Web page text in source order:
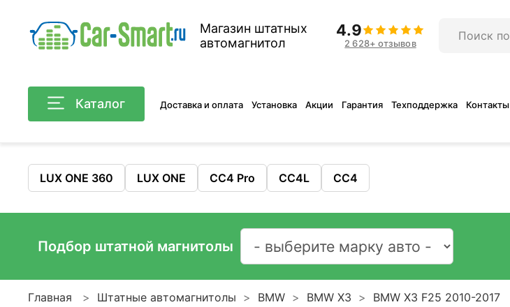
Магазин штатных
автомагнитол
4.9
2 628+ отзывов
Каталог Доставка и оплата Установка Акции Гарантия Техподдержка Контакты
LUX ONE 360 LUX ONE CC4 Pro CC4L CC4
Подбор штатной магнитолы
Главная Штатные автомагнитолы BMW BMW X3 BMW X3 F25 2010-2017